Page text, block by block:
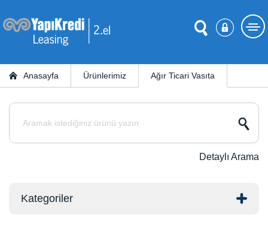
Anasayfa Ürünlerimiz Ağır Ticari Vasıta
Detaylı Arama
Kategoriler